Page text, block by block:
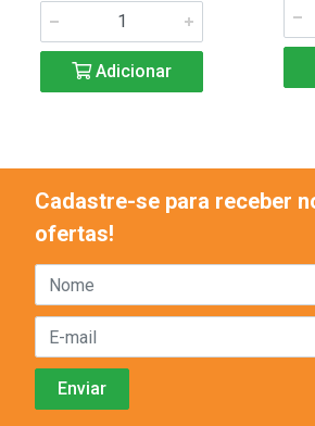
Adicionar
Cadastre-se para receber
ofertas!